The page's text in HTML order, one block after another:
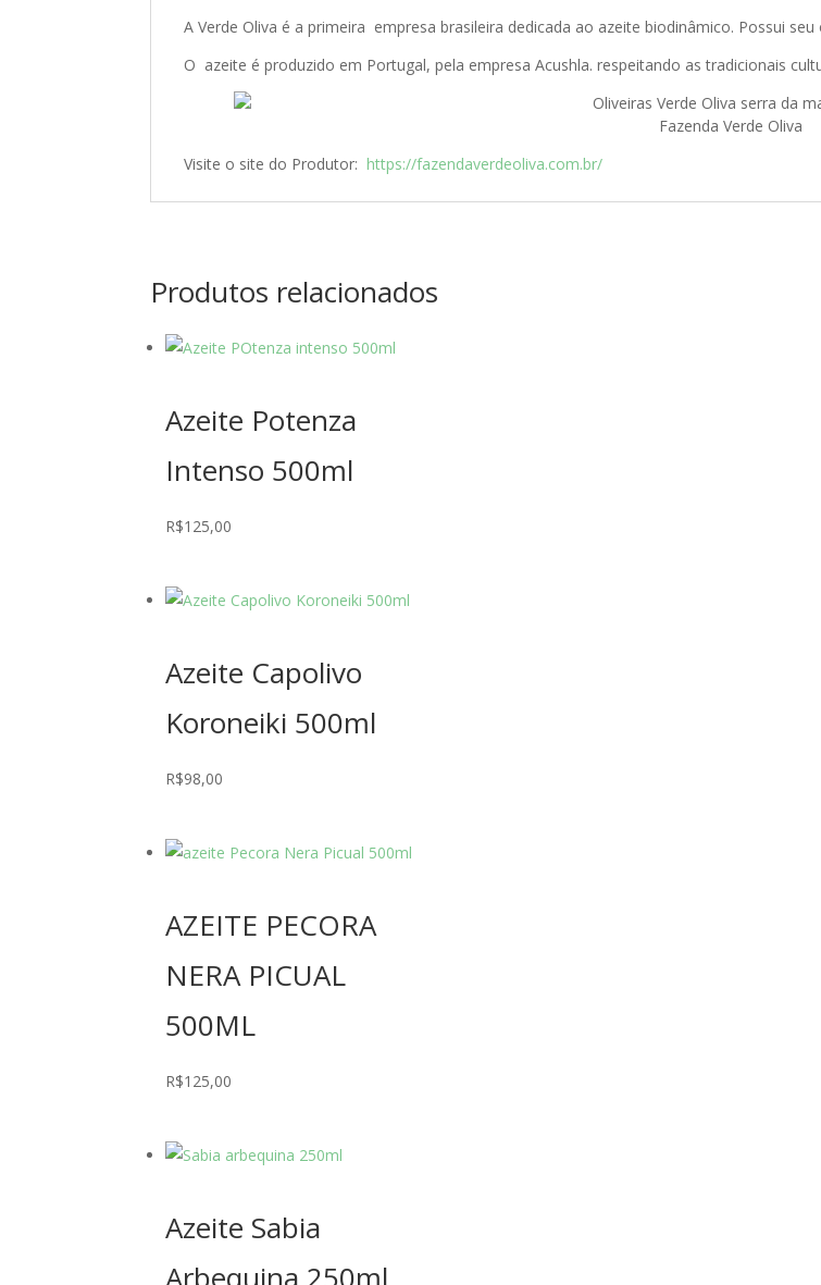
A Verde Oliva é a primeira empresa brasileira dedicada ao azeite biodinâmico. Possui
O azeite é produzido em Portugal, pela empresa Acushla. respeitando as tradicionais
Fazenda Verde Oliva
Visite o site do Produtor: https://fazendaverdeoliva.com.br/
Produtos relacionados
Azeite Potenza
Intenso 500ml
R$125,00
Azeite Capolivo
Koroneiki 500ml
R$98,00
AZEITE PECORA
NERA PICUAL
500ML
R$125,00
Azeite Sabia
Arbequina 250ml